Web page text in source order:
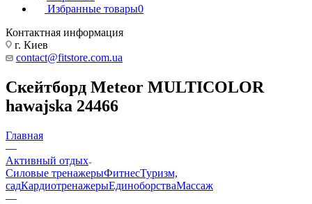
Избранные товары0
Контактная информация
г. Киев
contact@fitstore.com.ua
Скейтборд Meteor MULTICOLOR
hawajska 24466
Главная
—
Активный отдых
Силовые тренажерыФитнесТуризм,
садКардиотренажерыЕдиноборстваМассаж
—